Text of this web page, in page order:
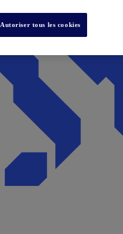
Autoriser tous les cookies